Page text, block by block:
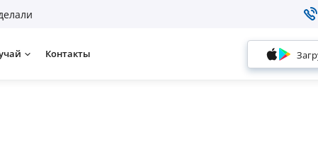
Контакты